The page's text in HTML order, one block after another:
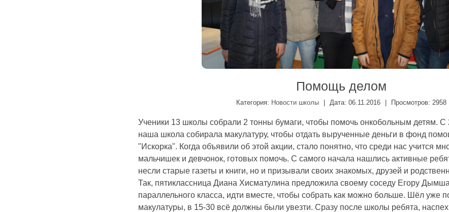
Помощь делом
Категория: Новости школы Дата: 06.11.2016 Просмотров: 2958
Ученики 13 школы собрали 2 тонны бумаги, чтобы помочь онкобольным детям. С
наша школа собирала макулатуру, чтобы отдать вырученные деньги в фонд
"Искорка". Когда объявили об этой акции, стало понятно, что среди нас учится
мальчишек и девчонок, готовых помочь. С самого начала нашлись активные
несли старые газеты и книги, но и призывали своих знакомых, друзей и
Так, пятиклассница Диана Хисматулина предложила своему соседу Егору
параллельного класса, идти вместе, чтобы собрать как можно больше. Шёл уже
макулатуры, в 15-30 всё должны были увезти. Сразу после школы ребята,